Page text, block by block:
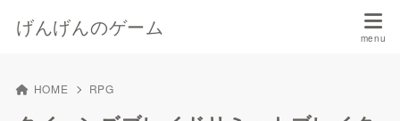
げんげんのゲーム
HOME RPG